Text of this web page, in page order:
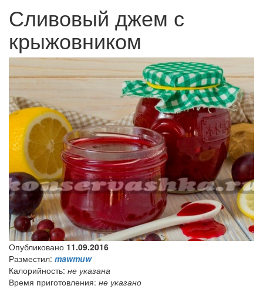
Сливовый джем с
крыжовником
Опубликовано 11.09.2016
Разместил: mawmuw
Калорийность: не указана
Время приготовления: не указано